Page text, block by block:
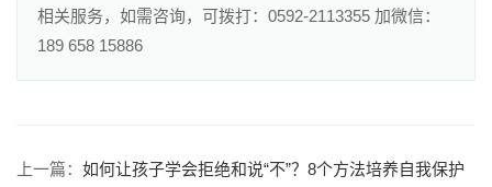
相关服务，如需咨询，可拨打：0592-2113355 加微信：
189 658 15886
上一篇： 如何让孩子学会拒绝和说“不”？8个方法培养自我保护